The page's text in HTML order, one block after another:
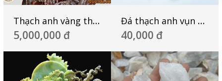
Thạch anh vàng thô cao cấp
5,000,000 đ
Đá thạch anh vụn ngũ sắc thô nhỏ
40,000 đ